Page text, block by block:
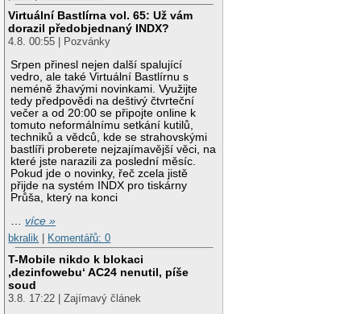
Virtuální Bastlírna vol. 65: Už vám
dorazil předobjednaný INDX?
4.8. 00:55 | Pozvánky
Srpen přinesl nejen další spalující
vedro, ale také Virtuální Bastlírnu s
neméně žhavými novinkami. Využijte
tedy předpovědi na deštivý čtvrteční
večer a od 20:00 se připojte online k
tomuto neformálnímu setkání kutilů,
techniků a vědců, kde se strahovskými
bastlíři proberete nejzajímavější věci, na
které jste narazili za poslední měsíc.
Pokud jde o novinky, řeč zcela jistě
přijde na systém INDX pro tiskárny
Průša, který na konci
…více »
bkralik
Komentářů: 0
T-Mobile nikdo k blokaci
‚dezinfowebu‘ AC24 nenutil, píše
soud
3.8. 17:22 | Zajímavý článek